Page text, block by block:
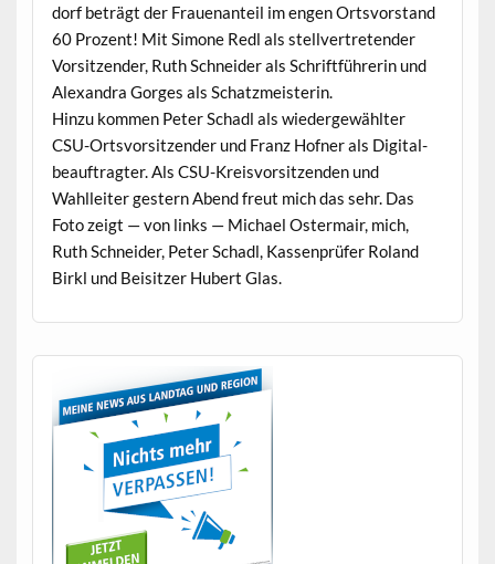
dorf beträgt der Frauenan­teil im engen Ortsvor­stand
60 Prozent! Mit Simone Redl als stel­lvertre­tender
Vor­sitzen­der, Ruth Schnei­der als Schrift­führerin und
Alexan­dra Gorges als Schatzmeisterin.
Hinzu kom­men Peter Schadl als wiedergewählter
CSU-Ortsvor­sitzen­der und Franz Hofn­er als Dig­i­tal­
beauf­tragter. Als CSU-Kreisvor­sitzen­den und
Wahlleit­er gestern Abend freut mich das sehr. Das
Foto zeigt — von links — Michael Oster­mair, mich,
Ruth Schnei­der, Peter Schadl, Kassen­prüfer Roland
Birkl und Beisitzer Hubert Glas.